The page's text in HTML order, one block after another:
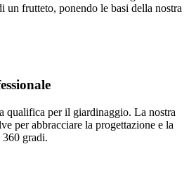
un frutteto, ponendo le basi della nostra
qualifica per il giardinaggio. La nostra
per abbracciare la progettazione e la
360 gradi.